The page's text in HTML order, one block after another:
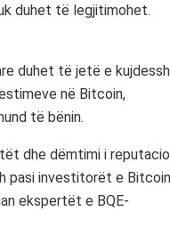
duhet të legjitimohet.
duhet të jetë e
në Bitcoin,
të bënin.
dhe dëmtimi i
pasi investitorët e
ekspertët e BQE-